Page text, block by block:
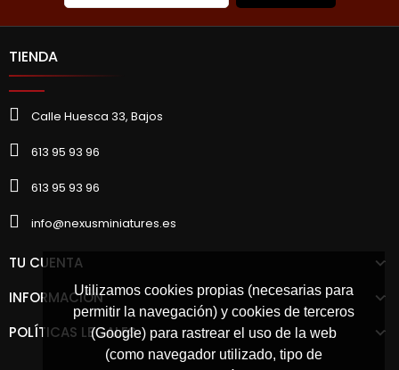
Utilizamos cookies propias (necesarias para
permitir la navegación) y cookies de terceros
(Google) para rastrear el uso de la web
(como navegador utilizado, tipo de
TIENDA
Calle Huesca 33, Bajos
613 95 93 96
613 95 93 96
info@nexusminiatures.es
TU CUENTA
INFORMACIÓN
POLÍTICAS LEGALES